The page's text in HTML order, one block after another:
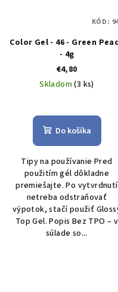
Color Gel - 46 - Green
- 4g
€4,80
Skladom(3 ks)
Do košíka
Tipy na používanie Pred
použitím gél dôkladne
premiešajte. Po vytvrdnutí
netreba odstraňovať
výpotok, stačí použiť
Top Gel. Popis Bez TPO – v
súlade so...
KÓD: